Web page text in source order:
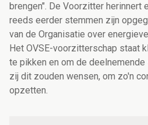
brengen". De Voorzitter herinnert
reeds eerder stemmen zijn
van de Organisatie over
Het OVSE-voorzitterschap staat
te pikken en om de
zij dit zouden wensen, om zo'n
opzetten.